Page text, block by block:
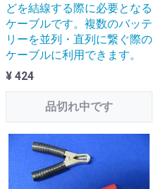
どを結線する際に必要となる
ケーブルです。複数のバッテ
リーを並列・直列に繋ぐ際の
ケーブルに利用できます。
¥ 424
品切れ中です